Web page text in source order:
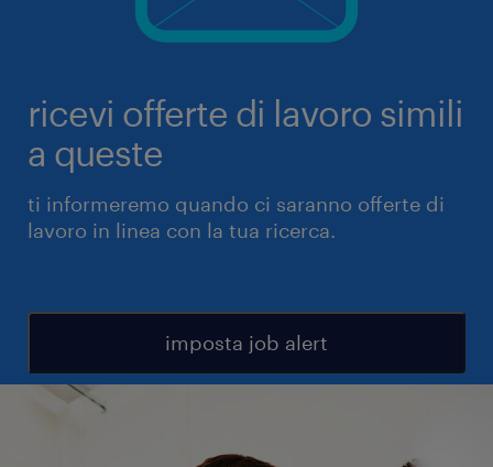
ricevi offerte di lavoro simili
a queste
ti informeremo quando ci saranno offerte di
lavoro in linea con la tua ricerca.
imposta job alert